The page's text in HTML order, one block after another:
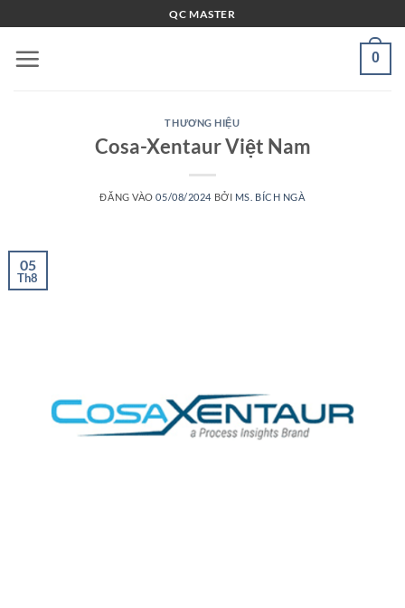
qua
nội
QC MASTER
0
THƯƠNG HIỆU
Cosa-Xentaur Việt Nam
ĐĂNG VÀO05/08/2024 BỞI MS. BÍCH NGÀ
05
Th8